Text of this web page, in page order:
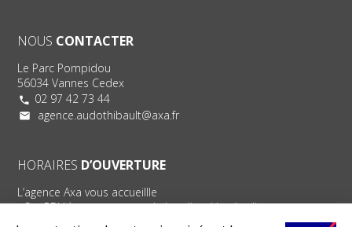
NOUS CONTACTER
Le Parc Pompidou
56034 Vannes Cedex
02 97 42 73 44
agence.audothibault@axa.fr
HORAIRES D’OUVERTURE
L’agence Axa vous accueillle
- Sur RDV à tout moment du Lundi au Vendredi
- Sans RDV du Mardi au Vendredi de 9h à 12h et de 14h à